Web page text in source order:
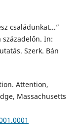
családunkat...”
In:
Szerk. Bán
Attention,
Massachusetts